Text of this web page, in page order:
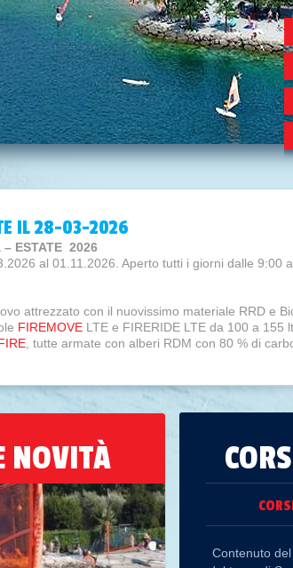
IL 28-03-2026
ESTATE 2026
al 01.11.2026. Aperto tutti i giorni dalle 9:00
attrezzato con il nuovissimo materiale RRD e
FIREMOVE LTE e FIRERIDE LTE da 100 a 155
, tutte armate con alberi RDM con 80 % di
il tempo in acqua e vivere emozioni entusiasmanti.
livello perché ti guida verso un progresso senza
prestazioni controllate e accessibili.
lo strumento ideale per entrare nel mondo del
con WING, Kite, Surf o SUP foiling senza
RRD 2026
per un uso freeride. Il WH FLIGHT ALU
permette di entrare in acqua con 7-8 nodi ed è
85 cm che viene assemblato con una piastra
NOVITÀ
Contenuto